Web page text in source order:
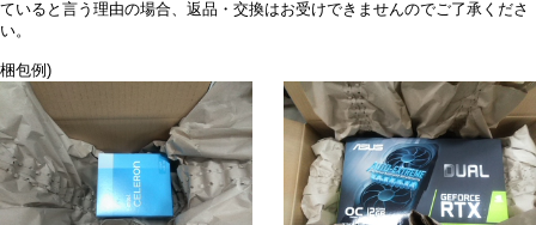
ていると言う理由の場合、返品・交換はお受けできませんのでご了承くださ
い。
梱包例)